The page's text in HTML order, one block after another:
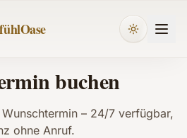
buchen
– 24/7 verfügbar,
ohne Anruf.